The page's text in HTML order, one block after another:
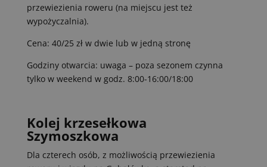
przewiezienia roweru (na miejscu jest też
wypożyczalnia).
Cena: 40/25 zł w dwie lub w jedną stronę
Godziny otwarcia: uwaga – poza sezonem czynna
tylko w weekend w godz. 8:00-16:00/18:00
Kolej krzesełkowa
Szymoszkowa
Dla czterech osób, z możliwością przewiezienia